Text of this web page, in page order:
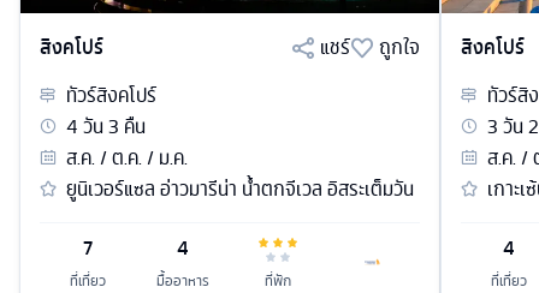
สิงคโปร์ แชร์
ถูกใจ
ทัวร์สิงคโปร์
4วัน3 คืน
ส.ค. / ต.ค. / ม.ค.
ยูนิเวอร์แซล อ่าวมารีน่า น้ำตกจีเวล อิสระเต็มวัน
7
ที่เที่ยว
4
มื้ออาหาร ที่พัก
สิงคโปร์
ทัวร์สิ
3วัน2
ส.ค. /
เกาะ
4
ที่เที่ยว